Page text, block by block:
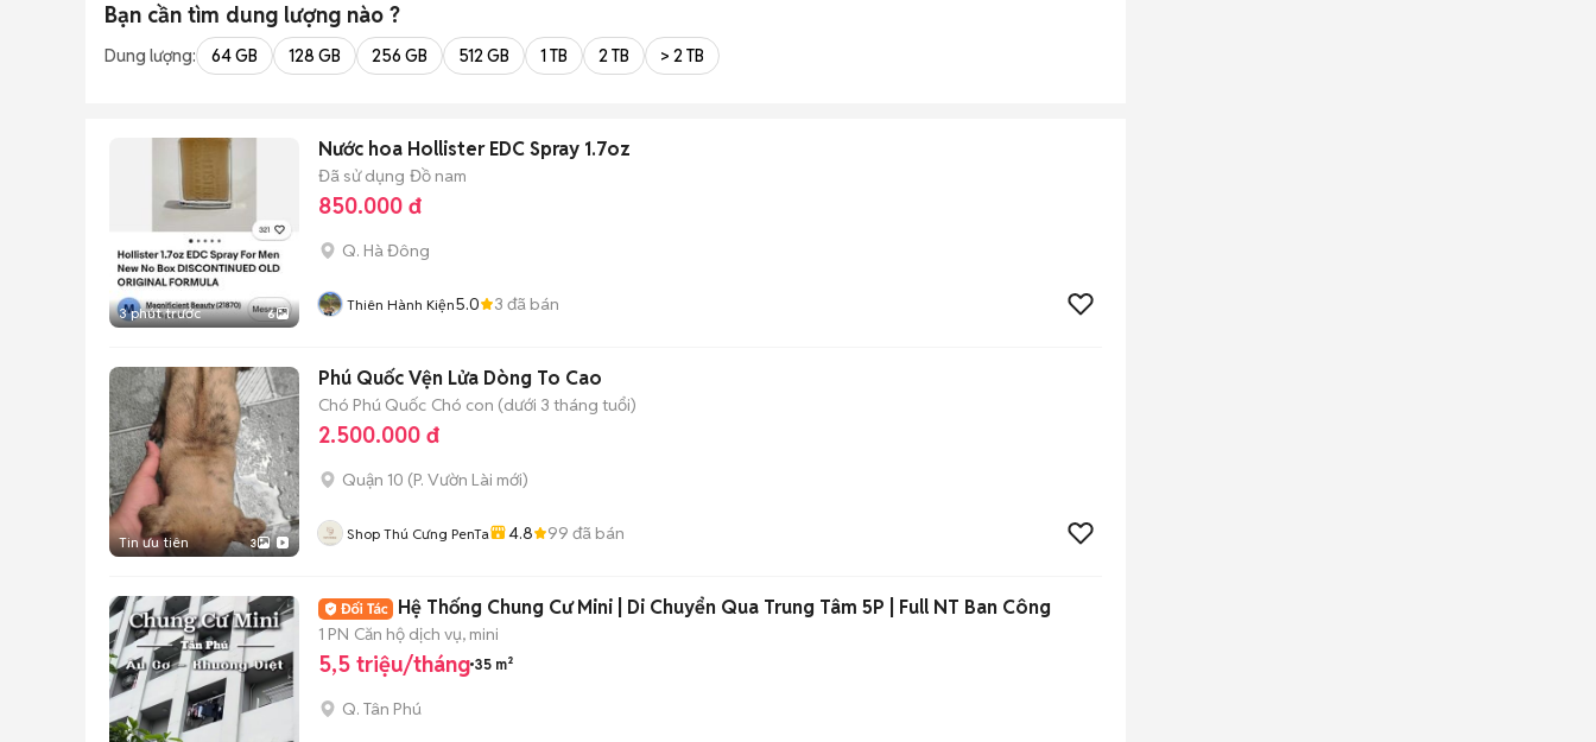
Bạn cần tìm dung lượng nào ?
Dung lượng: 64 GB 128 GB 256 GB 512 GB 1 TB 2 TB > 2 TB
3 phút trước 6
Nước hoa Hollister EDC Spray 1.7oz
Đã sử dụng Đồ nam
850.000 đ
Q. Hà Đông
Thiên Hành Kiện5.0 3 đã bán
Tin ưu tiên 3
Phú Quốc Vện Lửa Dòng To Cao
Chó Phú Quốc Chó con (dưới 3 tháng tuổi)
2.500.000 đ
Quận 10 (P. Vườn Lài mới)
Shop Thú Cưng PenTa 4.8 99 đã bán
Hệ Thống Chung Cư Mini | Di Chuyển Qua Trung Tâm 5P | Full NT Ban Công
1 PN Căn hộ dịch vụ, mini
5,5 triệu/tháng 35 m²
Q. Tân Phú